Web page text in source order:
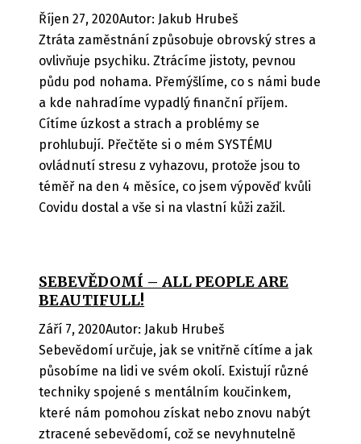
Říjen 27, 2020Autor: Jakub Hrubeš
Ztráta zaměstnání způsobuje obrovský stres a
ovlivňuje psychiku. Ztrácíme jistoty, pevnou
půdu pod nohama. Přemýšlíme, co s námi bude
a kde nahradíme vypadlý finanční příjem.
Cítíme úzkost a strach a problémy se
prohlubují. Přečtěte si o mém SYSTÉMU
ovládnutí stresu z vyhazovu, protože jsou to
téměř na den 4 měsíce, co jsem výpověď kvůli
Covidu dostal a vše si na vlastní kůži zažil.
SEBEVĚDOMÍ – ALL PEOPLE ARE
BEAUTIFULL!
Září 7, 2020Autor: Jakub Hrubeš
Sebevědomí určuje, jak se vnitřně cítíme a jak
působíme na lidi ve svém okolí. Existují různé
techniky spojené s mentálním koučinkem,
které nám pomohou získat nebo znovu nabýt
ztracené sebevědomí, což se nevyhnutelně